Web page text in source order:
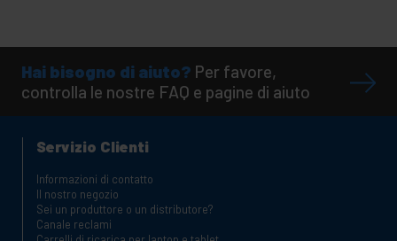
Hai bisogno di aiuto? Per favore,
controlla le nostre FAQ e pagine di aiuto
Servizio Clienti
Informazioni di contatto
Il nostro negozio
Sei un produttore o un distributore?
Canale reclami